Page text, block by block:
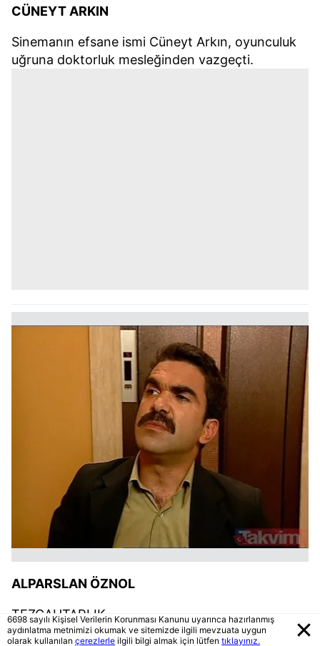
CÜNEYT ARKIN
Sinemanın efsane ismi Cüneyt Arkın, oyunculuk
uğruna doktorluk mesleğinden vazgeçti.
ALPARSLAN ÖZNOL
TEZGAHTARLIK
6698 sayılı Kişisel Verilerin Korunması Kanunu uyarınca hazırlanmış
aydınlatma metnimizi okumak ve sitemizde ilgili mevzuata uygun
olarak kullanılan çerezlerle ilgili bilgi almak için lütfen tıklayınız.